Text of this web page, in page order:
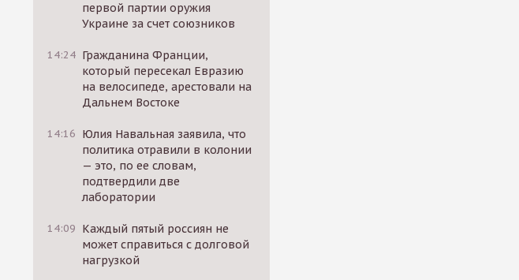
первой партии оружия
Украине за счет союзников
14:24 Гражданина Франции,
который пересекал Евразию
на велосипеде, арестовали на
Дальнем Востоке
14:16 Юлия Навальная заявила, что
политика отравили в колонии
— это, по ее словам,
подтвердили две
лаборатории
14:09 Каждый пятый россиян не
может справиться с долговой
нагрузкой